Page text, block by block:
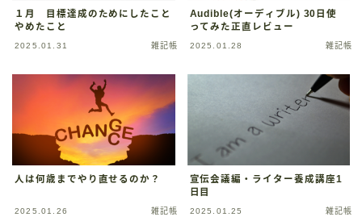
１月 目標達成のためにしたこと
やめたこと
2025.01.31 雑記帳
Audible(オーディブル) 30日使
ってみた正直レビュー
2025.01.28 雑記帳
人は何歳までやり直せるのか？
2025.01.26 雑記帳
宣伝会議編・ライター養成講座1
日目
2025.01.25 雑記帳